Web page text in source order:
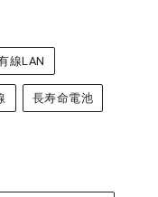
線LAN
長寿命電池